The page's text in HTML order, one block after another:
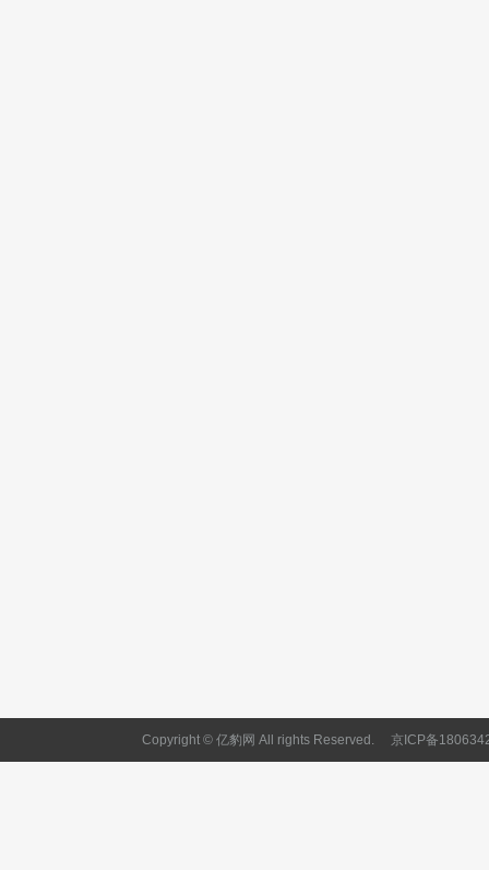
Copyright © 亿豹网 All rights Reserved. 京ICP备